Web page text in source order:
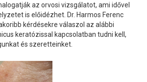
az orvosi vizsgálatot, ami idővel
is előidézhet. Dr. Harmos Ferenc
kérdésekre válaszol az alábbi
keratózissal kapcsolatban tudni kell,
és szeretteinket.